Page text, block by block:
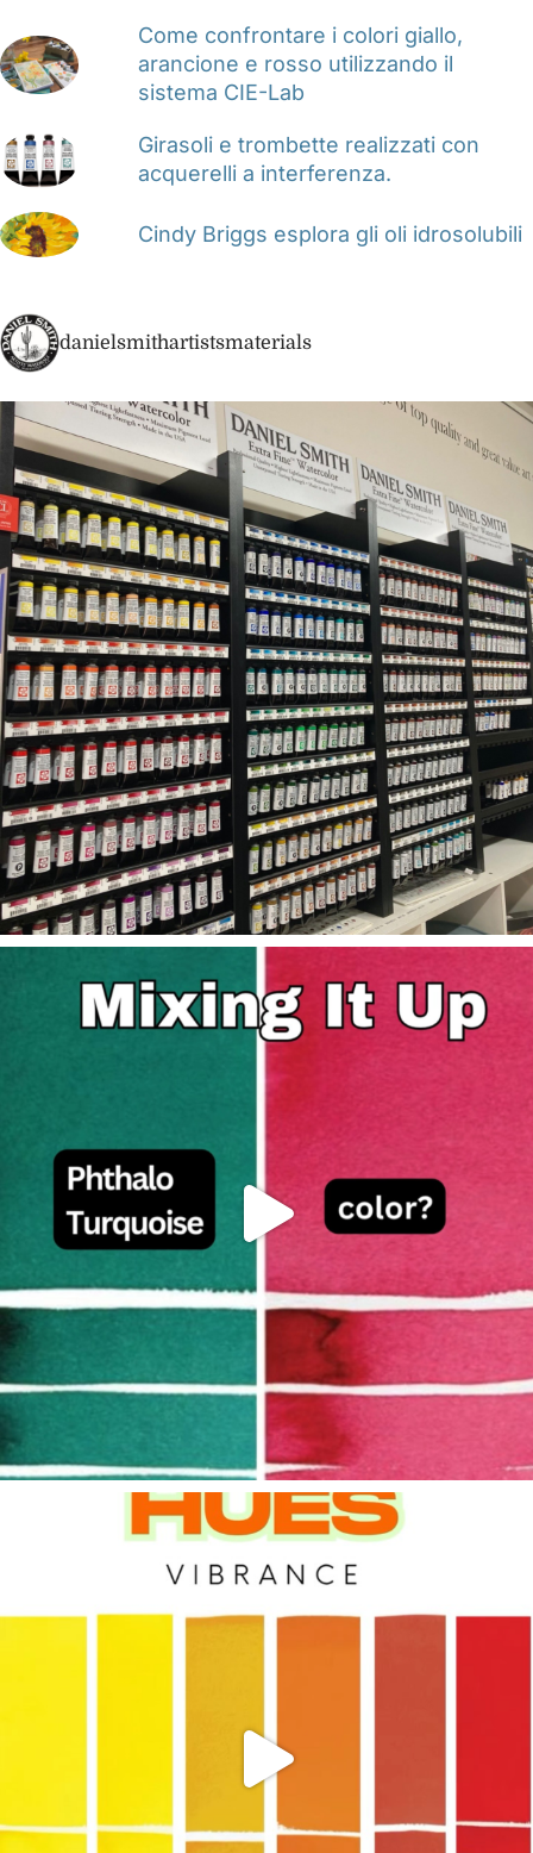
Come confrontare i colori giallo,
arancione e rosso utilizzando il
sistema CIE-Lab
Girasoli e trombette realizzati con
acquerelli a interferenza.
Cindy Briggs esplora gli oli idrosolubili
danielsmithartistsmaterials